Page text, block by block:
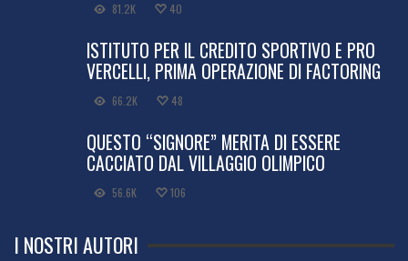
81.2K 40
ISTITUTO PER IL CREDITO SPORTIVO E PRO
VERCELLI, PRIMA OPERAZIONE DI FACTORING
66.2K 48
QUESTO “SIGNORE” MERITA DI ESSERE
CACCIATO DAL VILLAGGIO OLIMPICO
56.6K 106
I NOSTRI AUTORI